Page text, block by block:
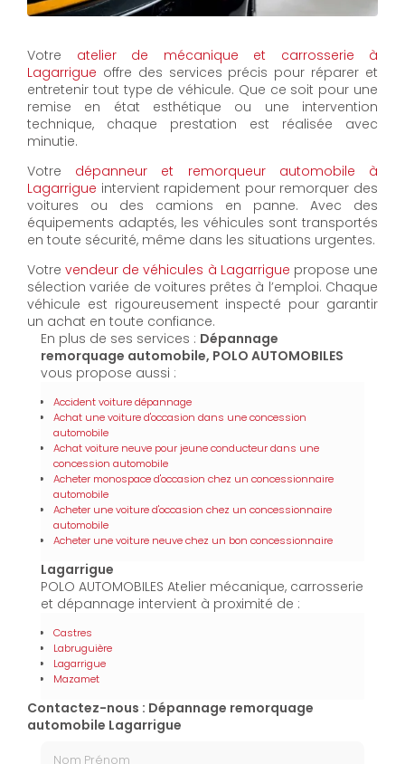
Votre atelier de mécanique et carrosserie à
Lagarrigue offre des services précis pour réparer et
entretenir tout type de véhicule. Que ce soit pour une
remise en état esthétique ou une intervention
technique, chaque prestation est réalisée avec
minutie.
Votre dépanneur et remorqueur automobile à
Lagarrigue intervient rapidement pour remorquer des
voitures ou des camions en panne. Avec des
équipements adaptés, les véhicules sont transportés
en toute sécurité, même dans les situations urgentes.
Votrevendeur de véhicules à Lagarrigue propose une
sélection variée de voitures prêtes à l’emploi. Chaque
véhicule est rigoureusement inspecté pour garantir
un achat en toute confiance.
En plus de ses services : Dépannage
remorquage automobile, POLO AUTOMOBILES
vous propose aussi :
Accident voiture dépannage
Achat une voiture d'occasion dans une concession
automobile
Achat voiture neuve pour jeune conducteur dans une
concession automobile
Acheter monospace d'occasion chez un concessionnaire
automobile
Acheter une voiture d'occasion chez un concessionnaire
automobile
Acheter une voiture neuve chez un bon concessionnaire
Lagarrigue
POLO AUTOMOBILES Atelier mécanique, carrosserie
et dépannage intervient à proximité de :
Castres
Labruguière
Lagarrigue
Mazamet
Contactez-nous : Dépannage remorquage
automobile Lagarrigue